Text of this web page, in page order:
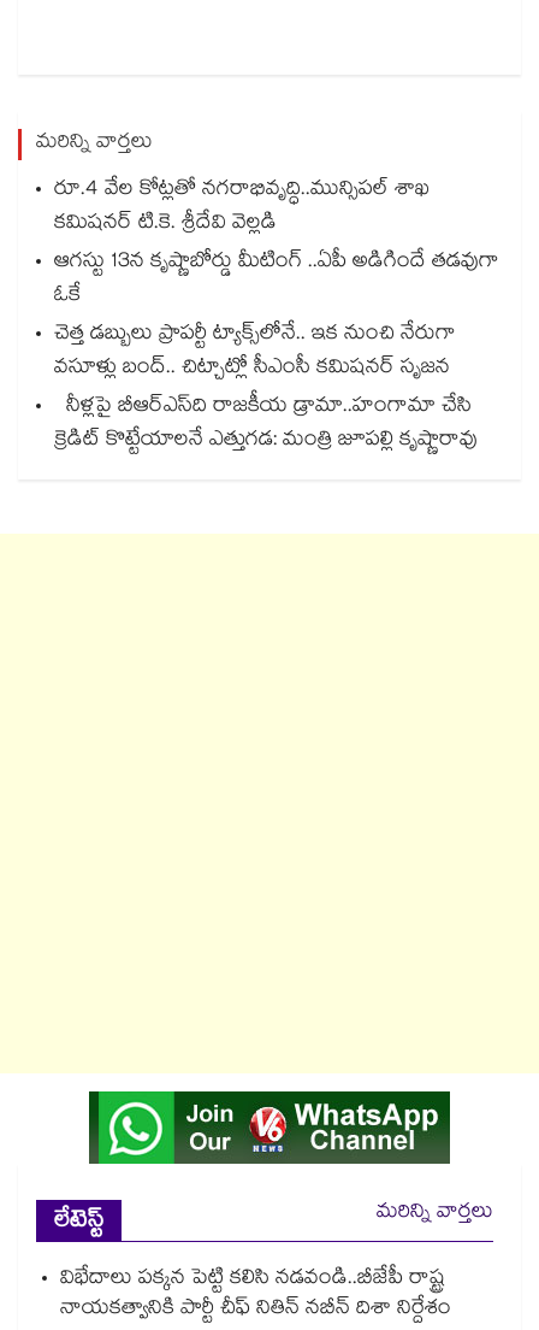
మరిన్ని వార్తలు
రూ.4 వేల కోట్లతో నగరాభివృద్ధి..మున్సిపల్‌‌ శాఖ
కమిషనర్‌‌ టి.కె. శ్రీదేవి వెల్లడి
ఆగస్టు 13న కృష్ణాబోర్డు మీటింగ్ ..ఏపీ అడిగిందే తడవుగా
ఓకే
చెత్త డబ్బులు ప్రాపర్టీ ట్యాక్స్⁭లోనే.. ఇక నుంచి నేరుగా
వసూళ్లు బంద్.. చిట్చాట్లో సీఎంసీ కమిషనర్ సృజన
నీళ్లపై బీఆర్ఎస్‌‌‌‌ది రాజకీయ డ్రామా..హంగామా చేసి
క్రెడిట్ కొట్టేయాలనే ఎత్తుగడ: మంత్రి జూపల్లి కృష్ణారావు
లేటెస్ట్
మరిన్ని వార్తలు
విభేదాలు పక్కన పెట్టి కలిసి నడవండి..బీజేపీ రాష్ట్ర
నాయకత్వానికి పార్టీ చీఫ్ నితిన్ నబీన్ దిశా నిర్దేశం